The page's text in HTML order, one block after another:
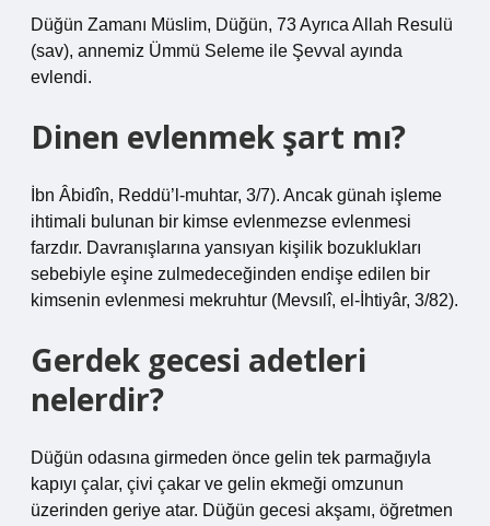
Düğün Zamanı Müslim, Düğün, 73 Ayrıca Allah Resulü
(sav), annemiz Ümmü Seleme ile Şevval ayında
evlendi.
Dinen evlenmek şart mı?
İbn Âbidîn, Reddü’l-muhtar, 3/7). Ancak günah işleme
ihtimali bulunan bir kimse evlenmezse evlenmesi
farzdır. Davranışlarına yansıyan kişilik bozuklukları
sebebiyle eşine zulmedeceğinden endişe edilen bir
kimsenin evlenmesi mekruhtur (Mevsılî, el-İhtiyâr, 3/82).
Gerdek gecesi adetleri
nelerdir?
Düğün odasına girmeden önce gelin tek parmağıyla
kapıyı çalar, çivi çakar ve gelin ekmeği omzunun
üzerinden geriye atar. Düğün gecesi akşamı, öğretmen